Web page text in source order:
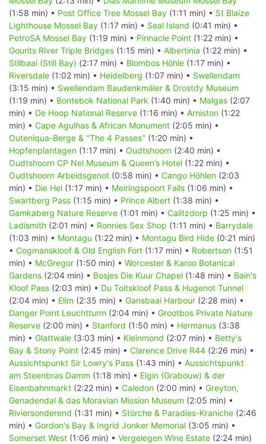
(1:58 min) • Post Office Tree Mossel Bay (1:11 min) • St Blaize
Lighthouse Mossel Bay (1:17 min) • Seal Island (0:41 min) •
PetroSA Mossel Bay (1:19 min) • Pinnacle Point (1:22 min) •
Gourits River Triple Bridges (1:15 min) • Albertinia (1:22 min) •
Stilbaai (Still Bay) (2:17 min) • Blombos Höhle (1:17 min) •
Riversdale (1:02 min) • Heidelberg (1:07 min) • Swellendam
(3:15 min) • Swellendam Baudenkmäler & Drostdy Museum
(1:19 min) • Bontebok National Park (1:40 min) • Malgas (2:07
min) • De Hoop National Reserve (1:16 min) • Arniston (1:22
min) • Cape Agulhas & African Monument (2:05 min) •
Outeniqua-Berge & "The 4 Passes" (1:20 min) •
Hopfenplantagen (1:17 min) • Oudtshoorn (2:40 min) •
Oudtshoorn CP Nel Museum & Queen’s Hotel (1:22 min) •
Oudtshoorn Arbeidsgenot (0:58 min) • Cango Höhlen (2:03
min) • Die Hel (1:17 min) • Meiringspoort Falls (1:06 min) •
Swartberg Pass (1:15 min) • Prince Albert (1:38 min) •
Gamkaberg Nature Reserve (1:01 min) • Calitzdorp (1:25 min) •
Ladismith (2:01 min) • Ronnies Sex Shop (1:11 min) • Barrydale
(1:03 min) • Montagu (1:22 min) • Montagu Bird Hide (0:21 min)
• Cogmanskloof & Old English Fort (1:17 min) • Robertson (1:51
min) • McGregor (1:50 min) • Worcester & Karoo Botanical
Gardens (2:04 min) • Bosjes Die Kuur Chapel (1:48 min) • Bain's
Kloof Pass (2:03 min) • Du Toitskloof Pass & Hugenot Tunnel
(2:04 min) • Elim (2:35 min) • Gansbaai Harbour (2:28 min) •
Danger Point Leuchtturm (2:04 min) • Grootbos Private Nature
Reserve (2:00 min) • Stanford (1:50 min) • Hermanus (3:38
min) • Glattwale (3:03 min) • Kleinmond (2:07 min) • Betty's
Bay & Stony Point (2:45 min) • Clarence Drive R44 (2:26 min) •
Aussichtspunkt Sir Lowry's Pass (1:43 min) • Aussichtspunkt
am Steenbras Damm (1:18 min) • Elgin (Grabouw) & der
Eisenbahnmarkt (2:22 min) • Caledon (2:00 min) • Greyton,
Genadendal & das Moravian Mission Museum (2:05 min) •
Riviersonderend (1:31 min) • Störche & Paradies-Kraniche (2:46
min) • Gordon's Bay & Ingrid Jonker Memorial (3:05 min) •
Somerset West (1:06 min) • Vergelegen Wine Estate (2:24 min)